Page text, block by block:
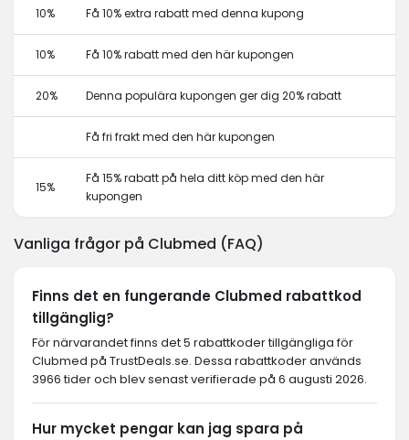
10% Få 10% extra rabatt med denna kupong
10% Få 10% rabatt med den här kupongen
20% Denna populära kupongen ger dig 20% rabatt
Få fri frakt med den här kupongen
15%
Få 15% rabatt på hela ditt köp med den här
kupongen
Vanliga frågor på Clubmed (FAQ)
Finns det en fungerande Clubmed rabattkod
tillgänglig?
För närvarandet finns det 5 rabattkoder tillgängliga för
Clubmed på TrustDeals.se. Dessa rabattkoder används
3966 tider och blev senast verifierade på 6 augusti 2026.
Hur mycket pengar kan jag spara på